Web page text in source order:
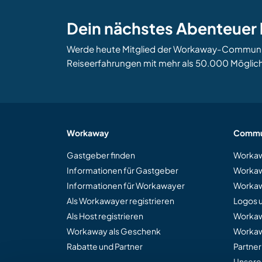
Dein nächstes
Werde heute Mitglied der Workaway-
Reiseerfahrungen mit mehr als 50.000
Workaway
Gastgeber finden
Informationen für Gastgeber
Informationen für Workawayer
Als Workawayer registrieren
Als Host registrieren
Workaway als Geschenk
Rabatte und Partner
Logos